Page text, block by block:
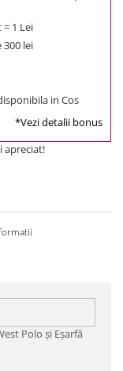
1 Lei
300 lei
in Cos
*Vezi detalii bonus
apreciat!
Polo și Eșarfă